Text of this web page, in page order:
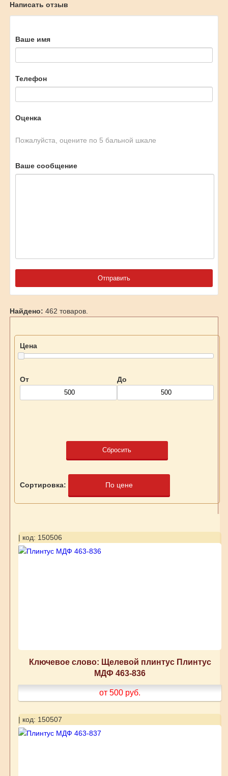
Написать отзыв
Ваше имя
Телефон
Оценка
Пожалуйста, оцените по 5 бальной шкале
Ваше сообщение
Найдено: 462 товаров.
Цена
От До
Сбросить
Сортировка: По цене
| код: 150506
Ключевое слово: Щелевой плинтус Плинтус
МДФ 463-836
от 500 руб.
| код: 150507